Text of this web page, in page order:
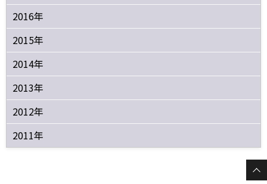
2016年
2015年
2014年
2013年
2012年
2011年